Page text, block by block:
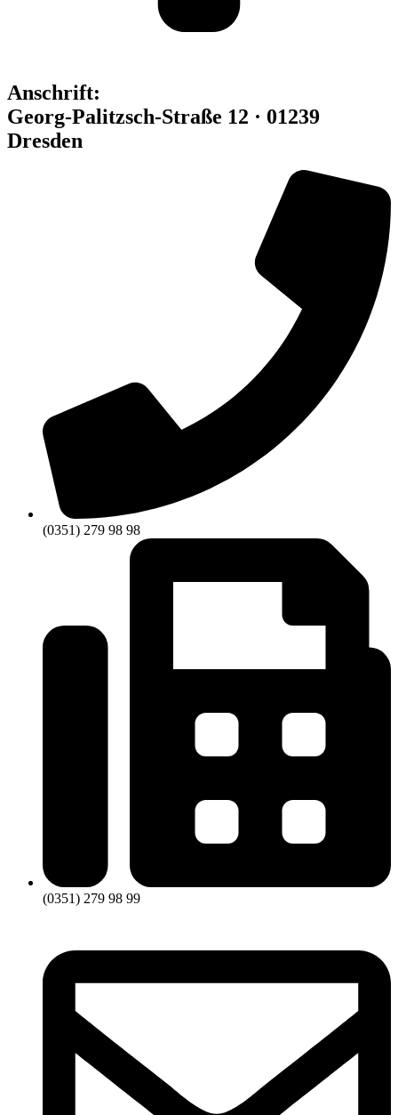
Anschrift:
Georg-Palitzsch-Straße 12 · 01239
Dresden
(0351) 279 98 98
(0351) 279 98 99